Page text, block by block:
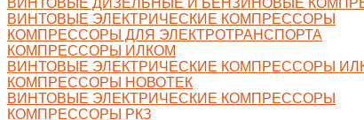
ВИНТОВЫЕ ЭЛЕКТРИЧЕСКИЕ КОМПРЕССОРЫ
КОМПРЕССОРЫ ДЛЯ ЭЛЕКТРОТРАНСПОРТА
КОМПРЕССОРЫ ИЛКОМ
ВИНТОВЫЕ ЭЛЕКТРИЧЕСКИЕ КОМПРЕССОРЫ
КОМПРЕССОРЫ НОВОТЕК
ВИНТОВЫЕ ЭЛЕКТРИЧЕСКИЕ КОМПРЕССОРЫ
КОМПРЕССОРЫ РКЗ